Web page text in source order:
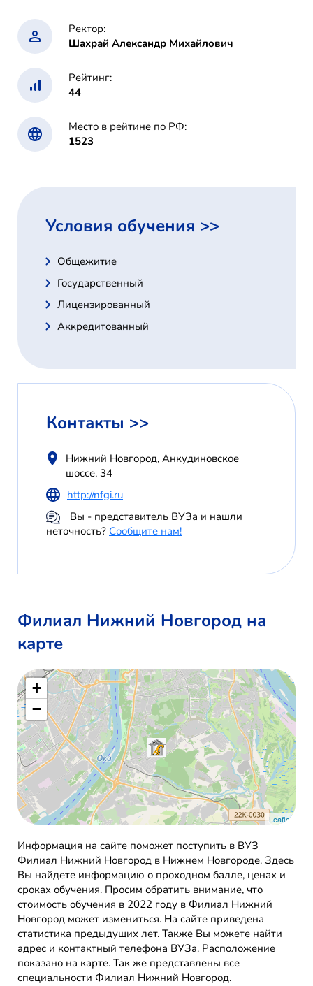
Ректор:
Шахрай Александр Михайлович
Рейтинг:
44
Место в рейтине по РФ:
1523
Условия обучения >>
Общежитие
Государственный
Лицензированный
Аккредитованный
Контакты >>
Нижний Новгород, Анкудиновское
шоссе, 34
http://nfgi.ru
Вы - представитель ВУЗа и нашли
неточность? Сообщите нам!
Филиал Нижний Новгород на
карте
+
−
Leaflet
Информация на сайте поможет поступить в ВУЗ
Филиал Нижний Новгород в Нижнем Новгороде. Здесь
Вы найдете информацию о проходном балле, ценах и
сроках обучения. Просим обратить внимание, что
стоимость обучения в 2022 году в Филиал Нижний
Новгород может измениться. На сайте приведена
статистика предыдущих лет. Также Вы можете найти
адрес и контактный телефона ВУЗа. Расположение
показано на карте. Так же представлены все
специальности Филиал Нижний Новгород.